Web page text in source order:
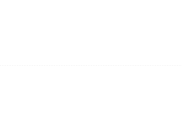
in America has continued to